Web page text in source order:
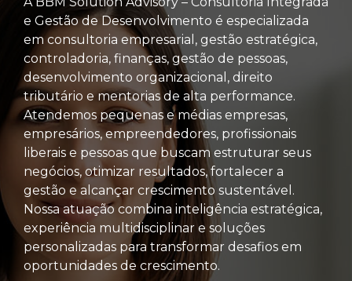
e Gestão de Desenvolvimento é especializada
em consultoria empresarial, gestão estratégica,
controladoria, finanças, gestão de pessoas,
desenvolvimento organizacional, direito
tributário e mentorias de alta performance.
Atendemos pequenas e médias empresas,
empresários, empreendedores, profissionais
liberais e pessoas que buscam estruturar seus
negócios, otimizar resultados, fortalecer a
gestão e alcançar crescimento sustentável.
Nossa atuação combina inteligência estratégica,
experiência multidisciplinar e soluções
personalizadas para transformar desafios em
oportunidades de crescimento.